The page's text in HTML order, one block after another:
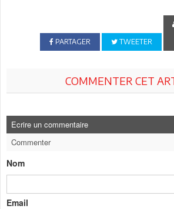
PARTAGER TWEETER
COMMENTER CET
Ecrire un commentaire
Commenter
Nom
Email